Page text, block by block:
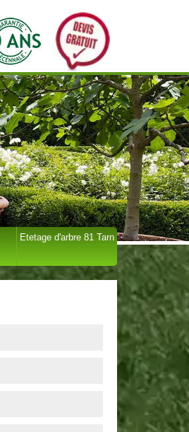
Etetage d'arbre 81 Tarn